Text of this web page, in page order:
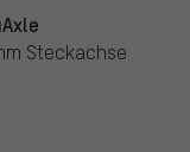
Steckachse